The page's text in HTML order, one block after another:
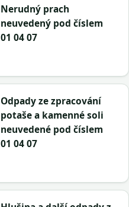
Nerudný prach
neuvedený pod číslem
01 04 07
Odpady ze zpracování
potaše a kamenné soli
neuvedené pod číslem
01 04 07